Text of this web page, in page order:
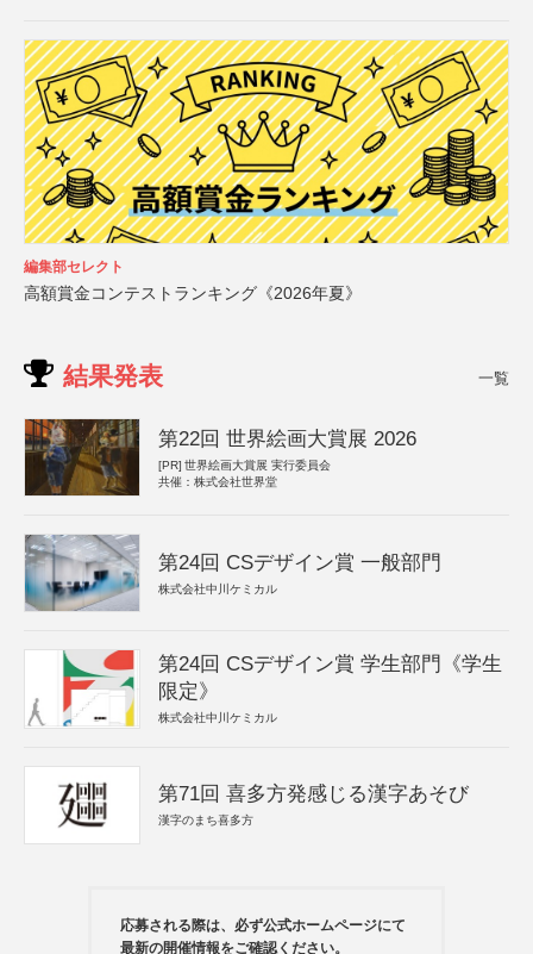
編集部セレクト
高額賞金コンテストランキング《2026年夏》
結果発表 一覧
第22回 世界絵画大賞展 2026
[PR] 世界絵画大賞展 実行委員会
共催：株式会社世界堂
第24回 CSデザイン賞 一般部門
株式会社中川ケミカル
第24回 CSデザイン賞 学生部門《学生
限定》
株式会社中川ケミカル
第71回 喜多方発感じる漢字あそび
漢字のまち喜多方
応募される際は、必ず公式ホームページにて
最新の開催情報をご確認ください。